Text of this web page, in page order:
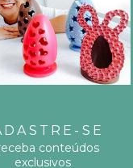
SE
conteúdos
exclusivos